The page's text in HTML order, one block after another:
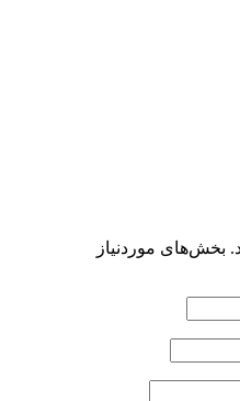
بخش‌های موردنیاز